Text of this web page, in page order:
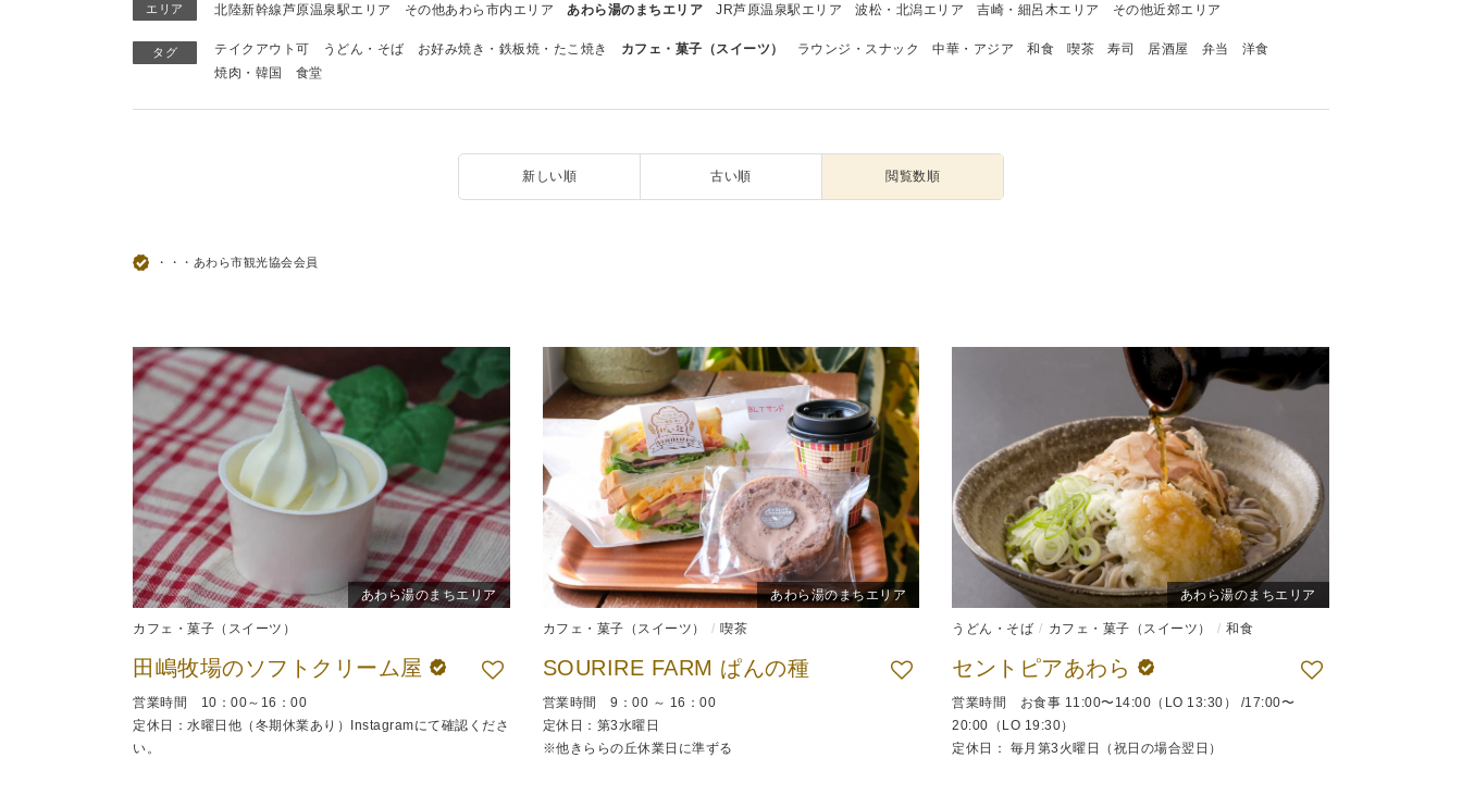
エリア 北陸新幹線芦原温泉駅エリア その他あわら市内エリア あわら湯のまちエリア JR芦原温泉駅エリア 波松・北潟エリア 吉崎・細呂木エリア その他近郊エリア
タグ テイクアウト可 うどん・そば お好み焼き・鉄板焼・たこ焼き カフェ・菓子（スイーツ） ラウンジ・スナック 中華・アジア 和食 喫茶 寿司 居酒屋 弁当
洋食
焼肉・韓国
食堂
新しい順 古い順 閲覧数順
・・・あわら市観光協会会員
あわら湯のまちエリア
カフェ・菓子（スイーツ）
田嶋牧場のソフトクリーム屋
営業時間 10：00～16：00
定休日：水曜日他（冬期休業あり）Instagramにて確認くださ
い。
あわら湯のまちエリア
カフェ・菓子（スイーツ） 喫茶
SOURIRE FARM ぱんの種
営業時間 9：00 ～ 16：00
定休日：第3水曜日
※他きららの丘休業日に準ずる
あわら湯のまちエリア
うどん・そば カフェ・菓子（スイーツ） 和食
セントピアあわら
営業時間 お食事 11:00〜14:00（LO 13:30） /17:00〜
20:00（LO 19:30）
定休日： 毎月第3火曜日（祝日の場合翌日）